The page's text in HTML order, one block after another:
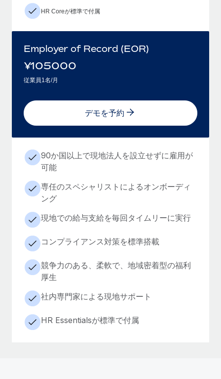
HR Coreが標準で付属
Employer of Record (EOR)
¥105000
従業員1名/月
デモを予約
90か国以上で現地法人を設立せずに雇用が
可能
専任のスペシャリストによるオンボーディ
ング
現地での給与支給を毎回タイムリーに実行
コンプライアンス対策を標準搭載
競争力のある、柔軟で、地域密着型の福利
厚生
社内専門家による現地サポート
HR Essentialsが標準で付属